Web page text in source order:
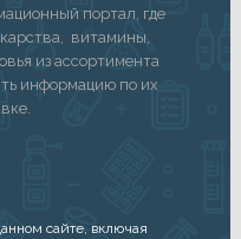
портал, где
витамины,
из ассортимента
информацию по их
сайте, включая